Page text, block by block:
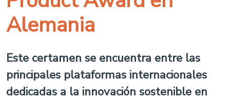
Alemania
Este certamen se encuentra entre las
principales plataformas internacionales
dedicadas a la innovación sostenible en